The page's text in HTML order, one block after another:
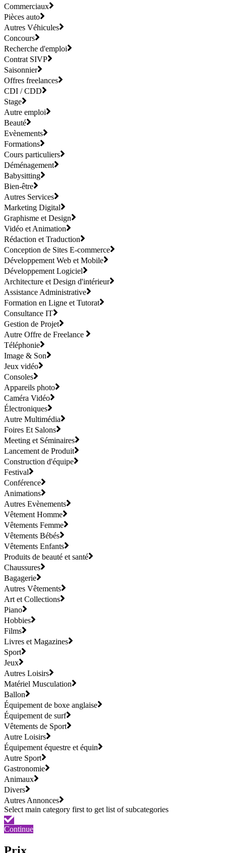
Commerciaux
Pièces auto
Autres Véhicules
Concours
Recherche d'emploi
Contrat SIVP
Saisonnier
Offres freelances
CDI / CDD
Stage
Autre emploi
Beauté
Evènements
Formations
Cours particuliers
Déménagement
Babysitting
Bien-être
Autres Services
Marketing Digital
Graphisme et Design
Vidéo et Animation
Rédaction et Traduction
Conception de Sites E-commerce
Développement Web et Mobile
Développement Logiciel
Architecture et Design d'intérieur
Assistance Administrative
Formation en Ligne et Tutorat
Consultance IT
Gestion de Projet
Autre Offre de Freelance
Téléphonie
Image & Son
Jeux vidéo
Consoles
Appareils photo
Caméra Vidéo
Électroniques
Autre Multimédia
Foires Et Salons
Meeting et Séminaires
Lancement de Produit
Construction d'équipe
Festival
Conférence
Animations
Autres Evènements
Vêtement Homme
Vêtements Femme
Vêtements Bébés
Vêtements Enfants
Produits de beauté et santé
Chaussures
Bagagerie
Autres Vêtements
Art et Collections
Piano
Hobbies
Films
Livres et Magazines
Sport
Jeux
Autres Loisirs
Matériel Musculation
Ballon
Équipement de boxe anglaise
Équipement de surf
Vêtements de Sport
Autre Loisirs
Équipement équestre et équin
Autre Sport
Gastronomie
Animaux
Divers
Autres Annonces
Continue
Prix